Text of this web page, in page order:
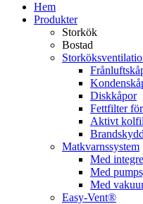
Hem
Produkter
Storkök
Bostad
Diskkåpor
Fettfilter
Aktivt
Matkvarnssystem
Med
Med
Med
Easy-Vent®